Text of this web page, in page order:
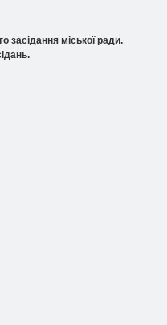
засідання міської ради.